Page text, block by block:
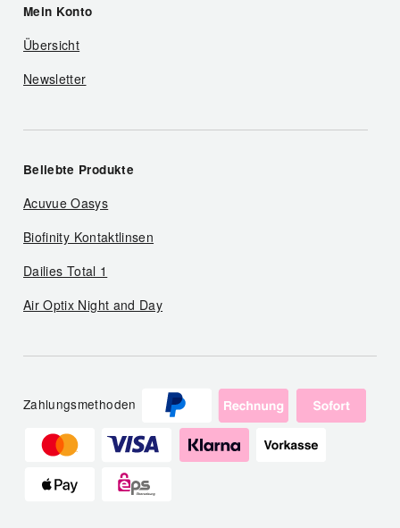
Mein Konto
Übersicht
Newsletter
Beliebte Produkte
Acuvue Oasys
Biofinity Kontaktlinsen
Dailies Total 1
Air Optix Night and Day
Zahlungsmethoden